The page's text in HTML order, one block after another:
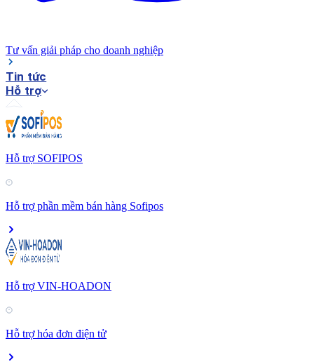
Tư vấn giải pháp cho doanh nghiệp
Tin tức
Hỗ trợ
Hỗ trợ SOFIPOS
Hỗ trợ phần mềm bán hàng Sofipos
Hỗ trợ VIN-HOADON
Hỗ trợ hóa đơn điện tử